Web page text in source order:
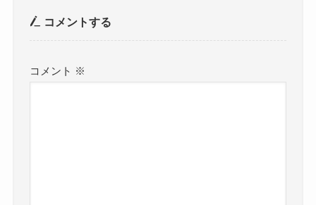
コメントする
コメント ※